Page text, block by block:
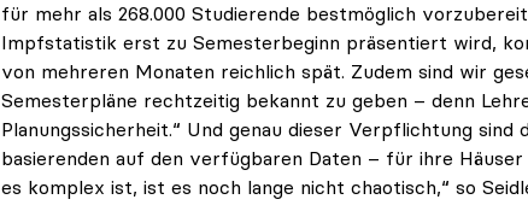
für mehr als 268.000 Studierende bestmöglich
Impfstatistik erst zu Semesterbeginn präsentiert wird,
von mehreren Monaten reichlich spät. Zudem sind wir
Semesterpläne rechtzeitig bekannt zu geben – denn
Planungssicherheit.“ Und genau dieser Verpflichtung
basierenden auf den verfügbaren Daten – für ihre
es komplex ist, ist es noch lange nicht chaotisch,“ so